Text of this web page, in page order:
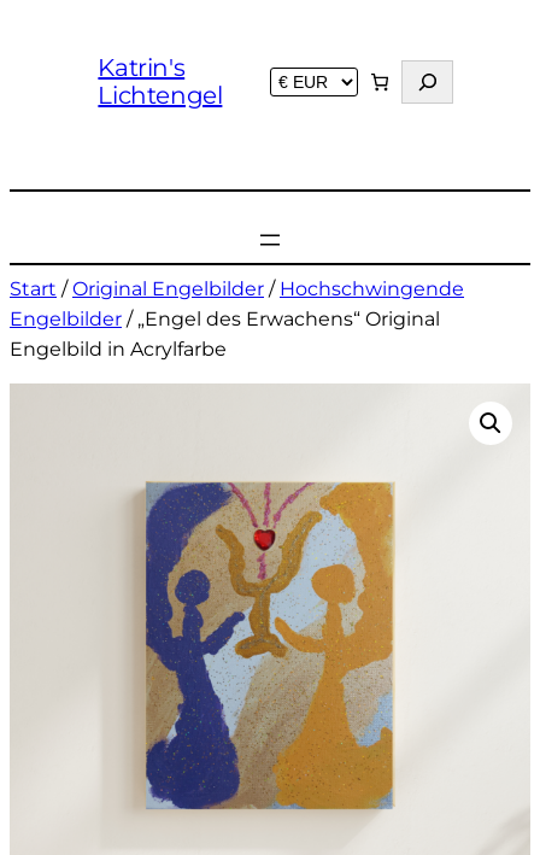
Katrin's
Lichtengel
u
Start /Original Engelbilder / Hochschwingende
Engelbilder / „Engel des Erwachens“ Original
Engelbild in Acrylfarbe